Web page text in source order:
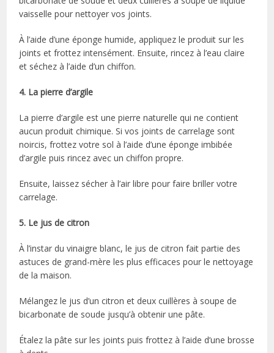
vaisselle pour nettoyer vos joints.
À l’aide d’une éponge humide, appliquez le produit sur les
joints et frottez intensément. Ensuite, rincez à l’eau claire
et séchez à l’aide d’un chiffon.
4. La pierre d’argile
La pierre d’argile est une pierre naturelle qui ne contient
aucun produit chimique. Si vos joints de carrelage sont
noircis, frottez votre sol à l’aide d’une éponge imbibée
d’argile puis rincez avec un chiffon propre.
Ensuite, laissez sécher à l’air libre pour faire briller votre
carrelage.
5. Le jus de citron
À l’instar du vinaigre blanc, le jus de citron fait partie des
astuces de grand-mère les plus efficaces pour le nettoyage
de la maison.
Mélangez le jus d’un citron et deux cuillères à soupe de
bicarbonate de soude jusqu’à obtenir une pâte.
Étalez la pâte sur les joints puis frottez à l’aide d’une brosse